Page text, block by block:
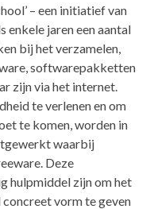
– een initiatief van
enkele jaren een aantal
bij het verzamelen,
softwarepakketten
zijn via het internet.
te verlenen en om
te komen, worden in
waarbij
Deze
hulpmiddel zijn om het
vorm te geven